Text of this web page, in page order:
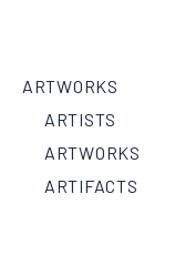
ARTWORKS
ARTISTS
ARTWORKS
ARTIFACTS